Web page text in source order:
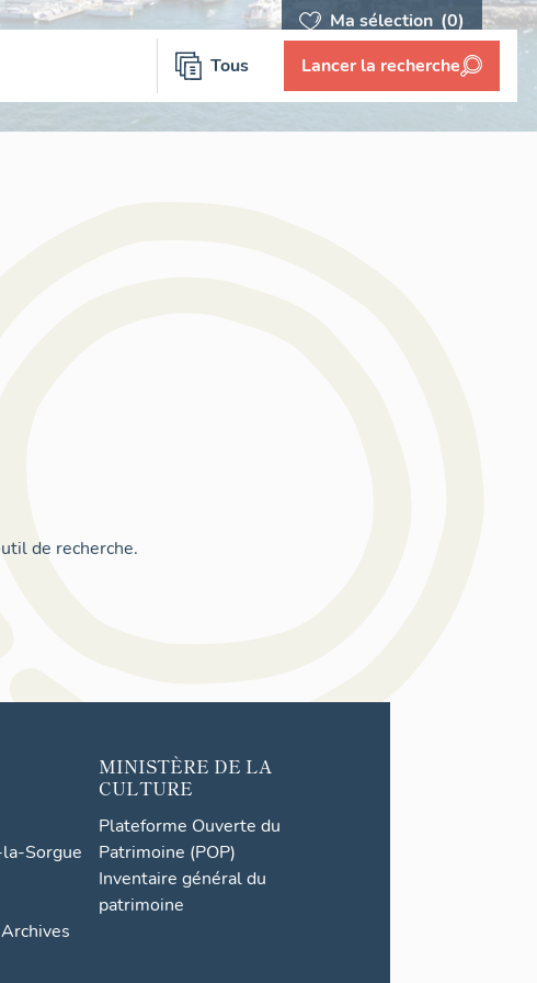
Ma sélection (0)
Tous Lancer la recherche
de recherche.
Sorgue
MINISTÈRE DE LA
CULTURE
Plateforme Ouverte du
Patrimoine (POP)
Inventaire général du
patrimoine